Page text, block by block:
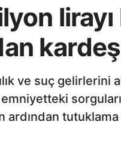
ve suç
emniyetteki
ardından